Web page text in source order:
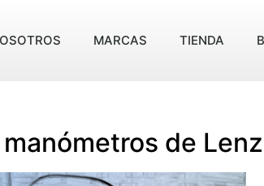
MARCAS TIENDA
de Lenz